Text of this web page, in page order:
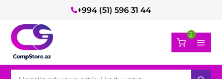
+994 (51) 596 31 44
2